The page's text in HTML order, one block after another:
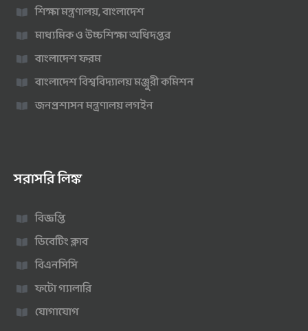
শিক্ষা মন্ত্রণালয়, বাংলাদেশ
মাধ্যমিক ও উচ্চশিক্ষা অধিদপ্তর
বাংলাদেশ ফরম
বাংলাদেশ বিশ্ববিদ্যালয় মঞ্জুরী কমিশন
জনপ্রশাসন মন্ত্রণালয় লগইন
সরাসরি লিঙ্ক
বিজ্ঞপ্তি
ডিবেটিং ক্লাব
বিএনসিসি
ফটো গ্যালারি
যোগাযোগ